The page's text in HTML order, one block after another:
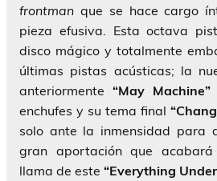
frontman que se hace cargo
pieza efusiva. Esta octava
disco mágico y totalmente
últimas pistas acústicas; la
anteriormente“May Machine”
enchufes y su tema final
solo ante la inmensidad para
gran aportación que
llama de este “Everything